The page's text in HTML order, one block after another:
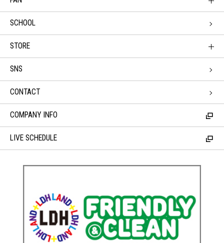
SCHOOL
STORE
SNS
CONTACT
COMPANY INFO
LIVE SCHEDULE